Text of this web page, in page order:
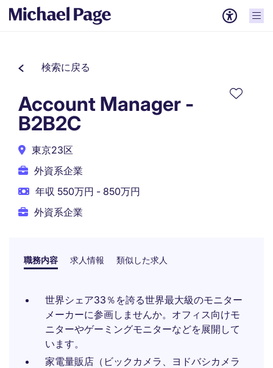
検索に戻る
Account Manager -
B2B2C
東京23区
外資系企業
年収 550万円 - 850万円
外資系企業
職務内容 求人情報 類似した求人
世界シェア33％を誇る世界最大級のモニター
メーカーに参画しませんか。オフィス向けモ
ニターやゲーミングモニターなどを展開して
います。
家電量販店（ビックカメラ、ヨドバシカメラ